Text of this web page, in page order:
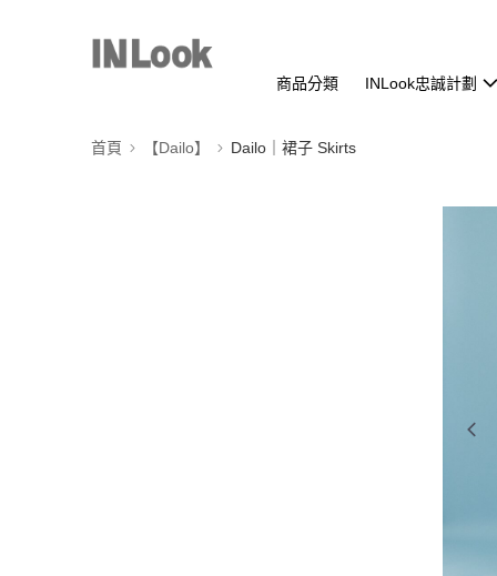
商品分類 INLook忠誠計劃
首頁 【Dailo】 Dailo｜裙子 Skirts